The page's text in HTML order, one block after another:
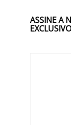
ASSINE A